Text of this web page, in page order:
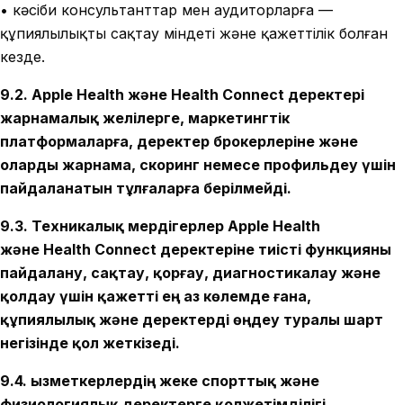
• кәсіби консультанттар мен аудиторларға —
құпиялылықты сақтау міндеті және қажеттілік болған
кезде.
9.2. Apple Health және Health Connect деректері
жарнамалық желілерге, маркетингтік
платформаларға, деректер брокерлеріне және
оларды жарнама, скоринг немесе профильдеу үшін
пайдаланатын тұлғаларға берілмейді.
9.3. Техникалық мердігерлер Apple Health
және Health Connect деректеріне тиісті функцияны
пайдалану, сақтау, қорғау, диагностикалау және
қолдау үшін қажетті ең аз көлемде ғана,
құпиялылық және деректерді өңдеу туралы шарт
негізінде қол жеткізеді.
9.4. Қызметкерлердің жеке спорттық және